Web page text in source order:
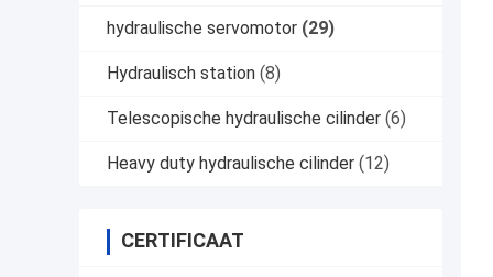
hydraulische servomotor (29)
Hydraulisch station (8)
Telescopische hydraulische cilinder (6)
Heavy duty hydraulische cilinder (12)
CERTIFICAAT